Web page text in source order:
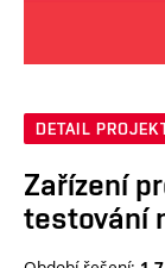
DETAIL
Zařízení
testování